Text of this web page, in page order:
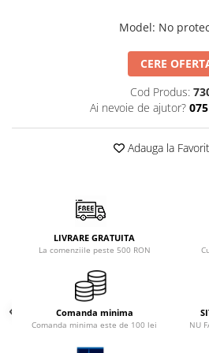
Model: No
CERE
Cod Produs:
Ai nevoie de ajutor?
Adauga la
LIVRARE GRATUITA
La comenziile peste 500 RON
Comanda minima
Comanda minima este de 100 lei NU